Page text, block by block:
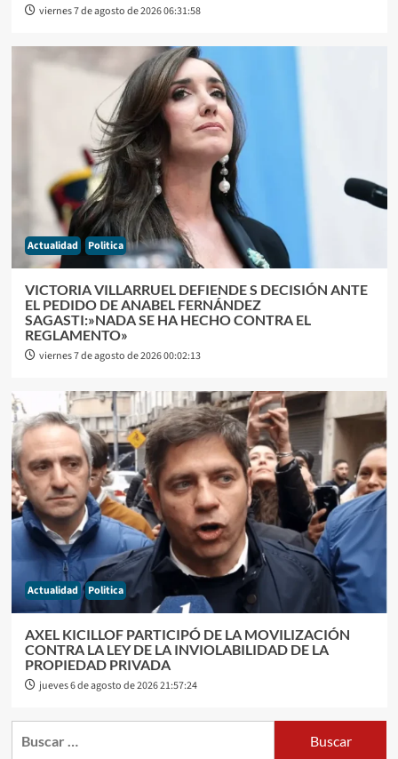
viernes 7 de agosto de 2026 06:31:58
Actualidad Politica
VICTORIA VILLARRUEL DEFIENDE S DECISIÓN ANTE
EL PEDIDO DE ANABEL FERNÁNDEZ
SAGASTI:»NADA SE HA HECHO CONTRA EL
REGLAMENTO»
viernes 7 de agosto de 2026 00:02:13
Actualidad Politica
AXEL KICILLOF PARTICIPÓ DE LA MOVILIZACIÓN
CONTRA LA LEY DE LA INVIOLABILIDAD DE LA
PROPIEDAD PRIVADA
jueves 6 de agosto de 2026 21:57:24